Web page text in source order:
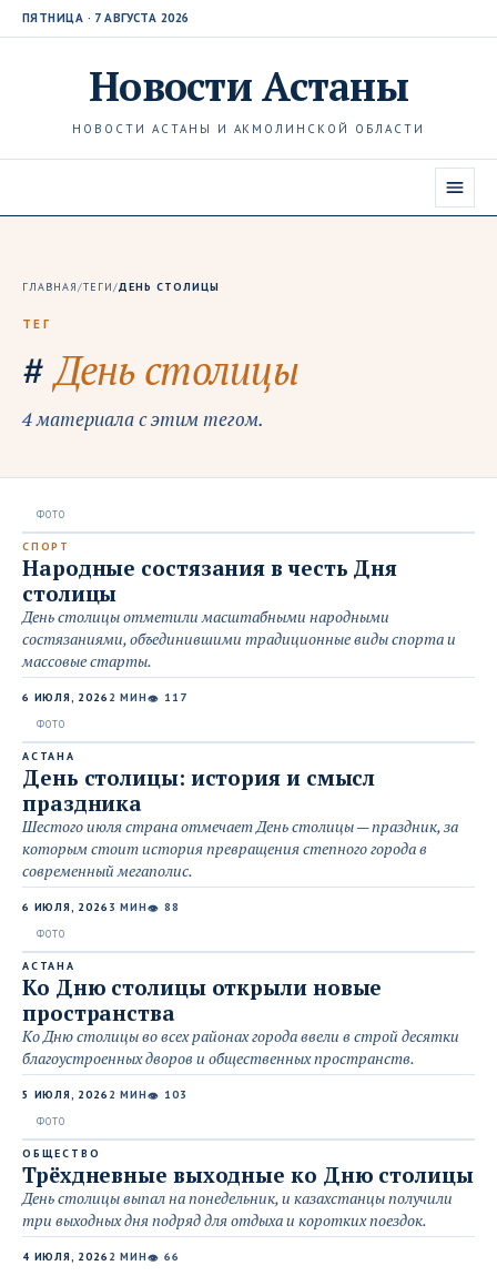
ПЯТНИЦА · 7 АВГУСТА 2026
НовостиАстаны
НОВОСТИ АСТАНЫ И АКМОЛИНСКОЙ ОБЛАСТИ
ГЛАВНАЯ/ТЕГИ/ДЕНЬ СТОЛИЦЫ
ТЕГ
#День столицы
4 материала с этим тегом.
СПОРТ
Народные состязания в честь Дня
столицы
День столицы отметили масштабными народными
состязаниями, объединившими традиционные виды спорта и
массовые старты.
6 ИЮЛЯ, 2026 2 МИН👁 117
АСТАНА
День столицы: история и смысл
праздника
Шестого июля страна отмечает День столицы — праздник, за
которым стоит история превращения степного города в
современный мегаполис.
6 ИЮЛЯ, 2026 3 МИН👁 88
АСТАНА
Ко Дню столицы открыли новые
пространства
Ко Дню столицы во всех районах города ввели в строй десятки
благоустроенных дворов и общественных пространств.
5 ИЮЛЯ, 2026 2 МИН👁 103
ОБЩЕСТВО
Трёхдневные выходные ко Дню столицы
День столицы выпал на понедельник, и казахстанцы получили
три выходных дня подряд для отдыха и коротких поездок.
4 ИЮЛЯ, 2026 2 МИН👁 66